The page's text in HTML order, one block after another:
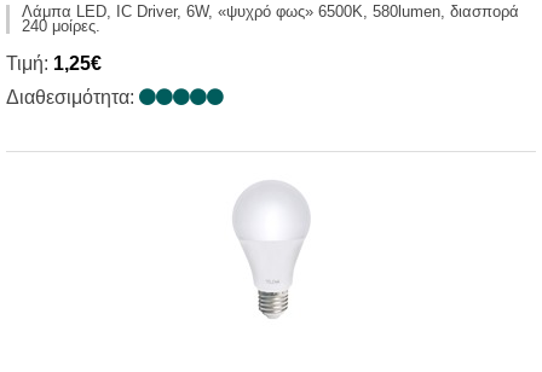
Λάμπα LED, IC Driver, 6W, «ψυχρό φως» 6500Κ, 580lumen, διασπορά
240 μοίρες.
Τιμή: 1,25€
Διαθεσιμότητα: